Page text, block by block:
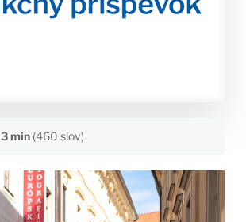
3 min(460 slov)